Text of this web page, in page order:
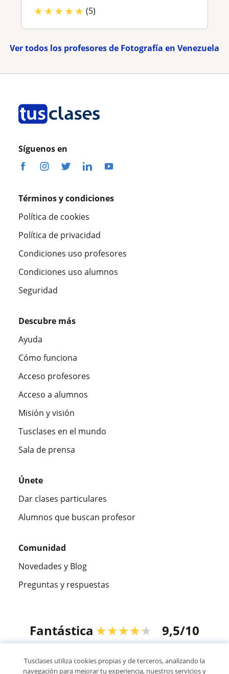
★★★★★ (5)
Ver todos los profesores de Fotografía en Venezuela
Síguenos en
Términos y condiciones
Política de cookies
Política de privacidad
Condiciones uso profesores
Condiciones uso alumnos
Seguridad
Descubre más
Ayuda
Cómo funciona
Acceso profesores
Acceso a alumnos
Misión y visión
Tusclases en el mundo
Sala de prensa
Únete
Dar clases particulares
Alumnos que buscan profesor
Comunidad
Novedades y Blog
Preguntas y respuestas
Fantástica ★★★★★ 9,5/10
Tusclases utiliza cookies propias y de terceros, analizando la
navegación para mejorar tu experiencia, nuestros servicios y